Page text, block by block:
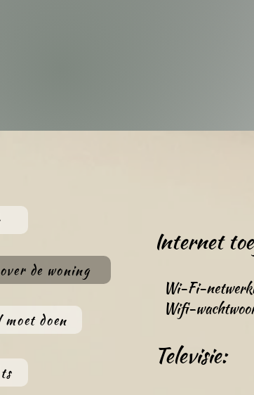
de woning
doen
Internet
Wi-Fi-
Wifi-
Televisie: